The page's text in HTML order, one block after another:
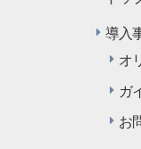
導入
オ
ガ
お